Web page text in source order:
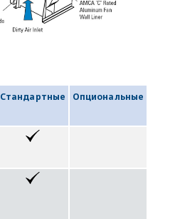
Стандартные Опциональные